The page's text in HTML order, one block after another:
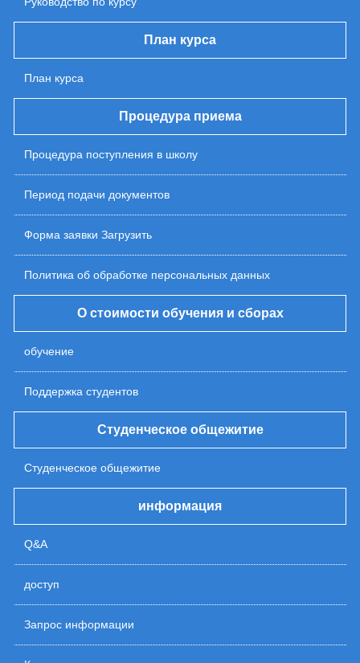
План курса
План курса
Процедура приема
Процедура поступления в школу
Период подачи документов
Форма заявки Загрузить
Политика об обработке персональных данных
О стоимости обучения и сборах
обучение
Поддержка студентов
Студенческое общежитие
Студенческое общежитие
информация
Q&A
доступ
Запрос информации